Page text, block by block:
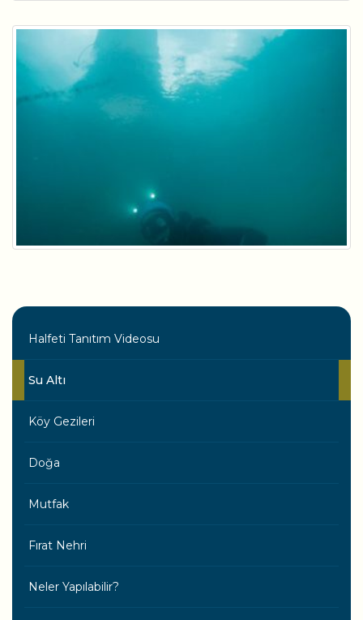
Halfeti Tanıtım Videosu
Su Altı
Köy Gezileri
Doğa
Mutfak
Fırat Nehri
Neler Yapılabilir?